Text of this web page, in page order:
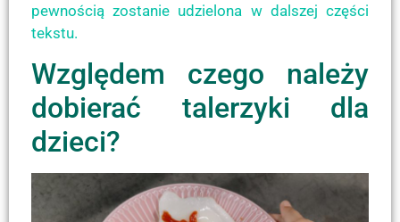
pewnością zostanie udzielona w dalszej części
tekstu.
Względem czego należy
dobierać talerzyki dla
dzieci?